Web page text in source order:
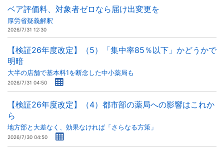
ベア評価料、対象者ゼロなら届け出変更を
厚労省疑義解釈
2026/7/31 12:30
【検証26年度改定】（5）「集中率85％以下」かどうかで
明暗
大半の店舗で基本料1を断念した中小薬局も
2026/7/31 04:50
【検証26年度改定】（4）都市部の薬局への影響はこれか
ら
地方部と大差なく、効果なければ「さらなる方策」
2026/7/30 04:50